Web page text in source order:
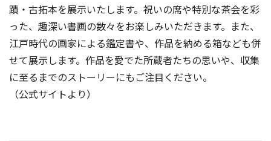
蹟・古拓本を展示いたします。祝いの席や特別な茶会を彩
った、趣深い書画の数々をお楽しみいただきます。また、
江戸時代の画家による鑑定書や、作品を納める箱なども併
せて展示します。作品を愛でた所蔵者たちの思いや、収集
に至るまでのストーリーにもご注目ください。
（公式サイトより）